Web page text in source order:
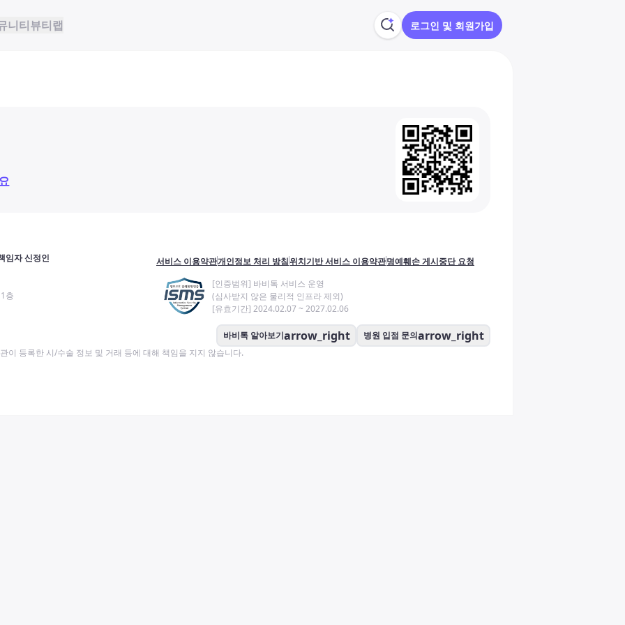
니티뷰티랩 로그인 및 회원가입
임자 신정인
층
서비스 이용약관개인정보 처리 방침위치기반 서비스 이용약관명예훼손 게시중단 요청
[인증범위] 바비톡 서비스 운영
(심사받지 않은 물리적 인프라 제외)
[유효기간] 2024.02.07 ~ 2027.02.06
바비톡 알아보기arrow_right 병원 입점 문의arrow_right
이 등록한 시/수술 정보 및 거래 등에 대해 책임을 지지 않습니다.